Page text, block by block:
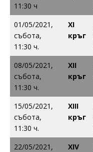
11:30 ч
01/05/2021,
събота,
11:30 ч.
XI
кръг
08/05/2021,
събота,
11:30 ч.
XII
кръг
15/05/2021,
събота,
11:30 ч.
XIII
кръг
22/05/2021,
XIV